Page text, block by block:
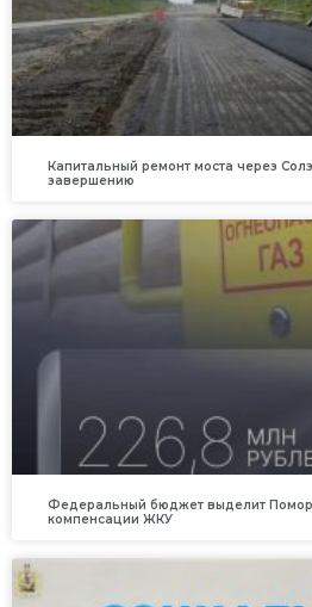
Капитальный ремонт моста через
завершению
Федеральный бюджет выделит
компенсации ЖКУ